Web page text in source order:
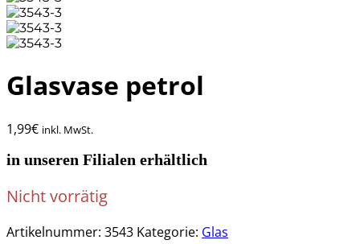
Glasvase petrol
1,99€ inkl. MwSt.
in unseren Filialen erhältlich
Nicht vorrätig
Artikelnummer: 3543 Kategorie: Glas